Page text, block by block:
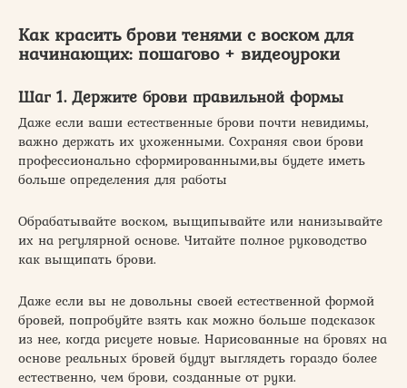
Как красить брови тенями с воском для
начинающих: пошагово + видеоуроки
Шаг 1. Держите брови правильной формы
Даже если ваши естественные брови почти невидимы,
важно держать их ухоженными. Сохраняя свои брови
профессионально сформированными,вы будете иметь
больше определения для работы
Обрабатывайте воском, выщипывайте или нанизывайте
их на регулярной основе. Читайте полное руководство
как выщипать брови.
Даже если вы не довольны своей естественной формой
бровей, попробуйте взять как можно больше подсказок
из нее, когда рисуете новые. Нарисованные на бровях на
основе реальных бровей будут выглядеть гораздо более
естественно, чем брови, созданные от руки.